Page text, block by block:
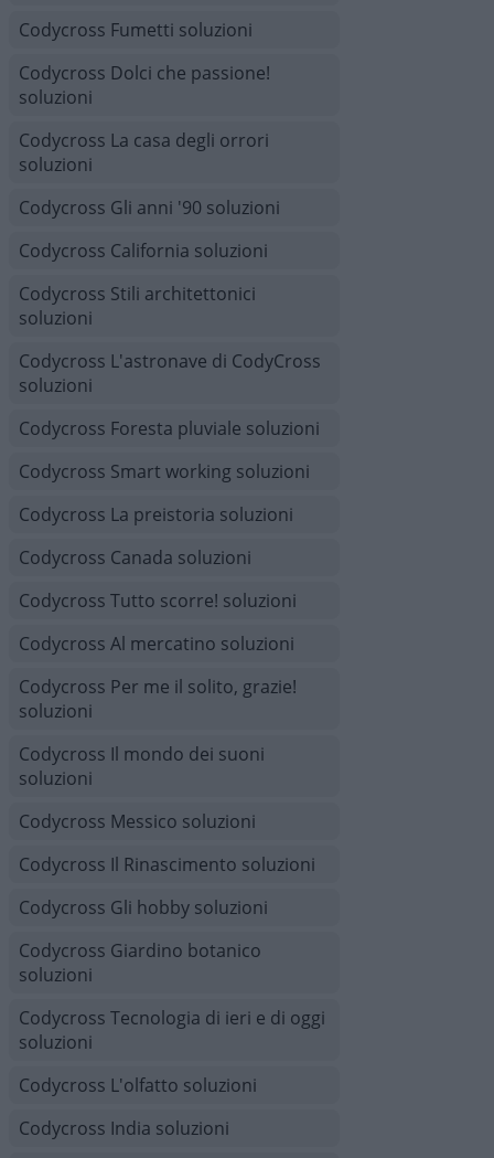
Codycross Fumetti soluzioni
Codycross Dolci che passione!
soluzioni
Codycross La casa degli orrori
soluzioni
Codycross Gli anni '90 soluzioni
Codycross California soluzioni
Codycross Stili architettonici
soluzioni
Codycross L'astronave di CodyCross
soluzioni
Codycross Foresta pluviale soluzioni
Codycross Smart working soluzioni
Codycross La preistoria soluzioni
Codycross Canada soluzioni
Codycross Tutto scorre! soluzioni
Codycross Al mercatino soluzioni
Codycross Per me il solito, grazie!
soluzioni
Codycross Il mondo dei suoni
soluzioni
Codycross Messico soluzioni
Codycross Il Rinascimento soluzioni
Codycross Gli hobby soluzioni
Codycross Giardino botanico
soluzioni
Codycross Tecnologia di ieri e di oggi
soluzioni
Codycross L'olfatto soluzioni
Codycross India soluzioni